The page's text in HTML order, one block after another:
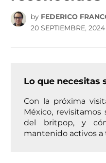
by FEDERICO
20 SEPTIEMBRE, 2024
Lo que necesitas
Con la próxima
México,
del britpop, y
mantenido activos a